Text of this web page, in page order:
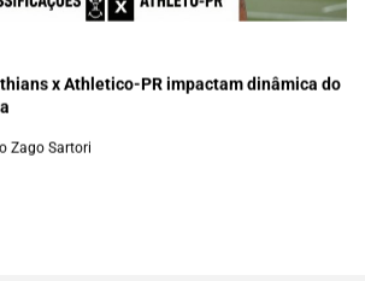
x Athletico-PR impactam dinâmica do
Zago Sartori